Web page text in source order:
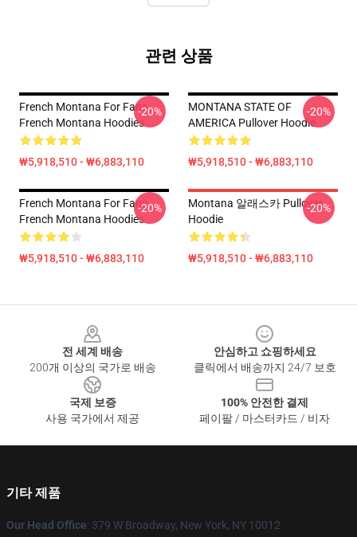
관련 상품
French Montana For Fans
French Montana Hoodies
₩5,918,510 - ₩6,883,110
-20%
MONTANA STATE OF
AMERICA Pullover Hoodie
₩5,918,510 - ₩6,883,110
-20%
French Montana For Fans
French Montana Hoodies
₩5,918,510 - ₩6,883,110
-20%
Montana 알래스카 Pullover
Hoodie
₩5,918,510 - ₩6,883,110
-20%
전 세계 배송
200개 이상의 국가로 배송
안심하고 쇼핑하세요
클릭에서 배송까지 24/7 보호
국제 보증
사용 국가에서 제공
100% 안전한 결제
페이팔 / 마스터카드 / 비자
기타 제품
Our Head Office: 379 W Broadway, New York, NY 10012